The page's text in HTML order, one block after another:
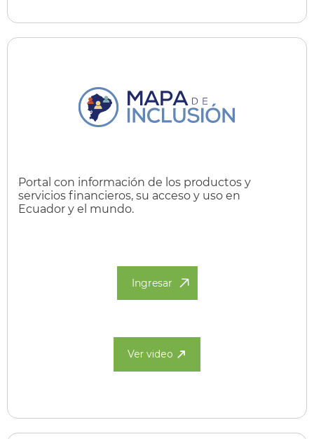
Portal con información de los productos y
servicios financieros, su acceso y uso en
Ecuador y el mundo.
Ingresar
Ver video